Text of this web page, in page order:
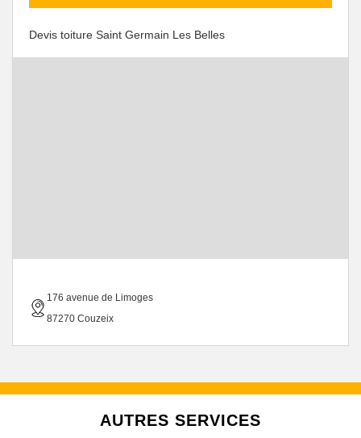
Devis toiture Saint Germain Les Belles
176 avenue de Limoges
87270 Couzeix
AUTRES SERVICES